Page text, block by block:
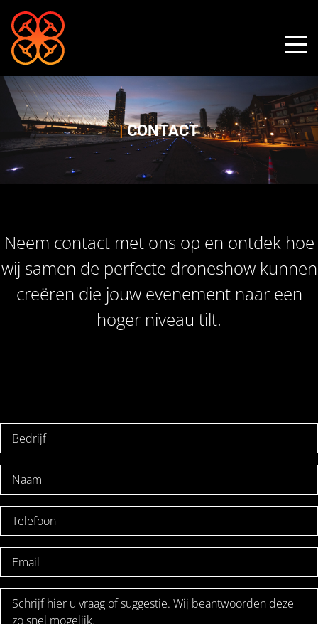
|CONTACT
Neem contact met ons op en ontdek hoe
wij samen de perfecte droneshow kunnen
creëren die jouw evenement naar een
hoger niveau tilt.